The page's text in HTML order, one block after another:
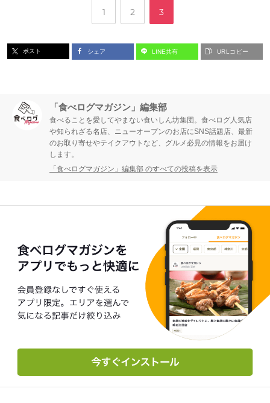
ペ
ジ
1 ペ
ジ
2 ペ
ジ
3
ポスト シェア LINE共有 URLコピー
「食べログマガジン」編集部
食べることを愛してやまない食いしん坊集団。食べログ人気店
や知られざる名店、ニューオープンのお店にSNS話題店、最新
のお取り寄せやテイクアウトなど、グルメ必見の情報をお届け
します。
「食べログマガジン」編集部 のすべての投稿を表示